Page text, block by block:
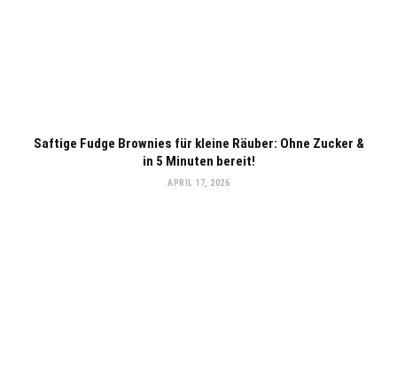
Saftige Fudge Brownies für kleine Räuber: Ohne Zucker &
in 5 Minuten bereit!
APRIL 17, 2026